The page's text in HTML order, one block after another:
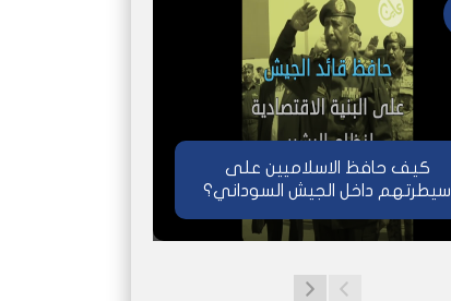
كيف حافظ الاسلاميين على
سيطرتهم داخل الجيش السوداني؟